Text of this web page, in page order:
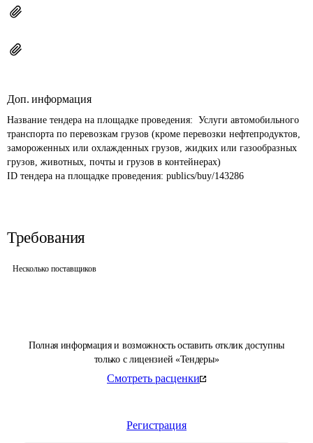
Полная информация и возможность оставить отклик доступны
только с лицензией «Тендеры»
Смотреть расценки
Регистрация
Доп. информация
Название тендера на площадке проведения: Услуги автомобильного
транспорта по перевозкам грузов (кроме перевозки нефтепродуктов,
замороженных или охлажденных грузов, жидких или газообразных
грузов, животных, почты и грузов в контейнерах)
ID тендера на площадке проведения: publics/buy/143286
Требования
Несколько поставщиков